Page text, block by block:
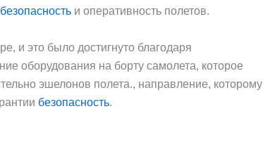
безопасность и оперативность полетов.
и это было достигнуто благодаря
оборудования на борту самолета, которое
эшелонов полета., направление, которому
безопасность.